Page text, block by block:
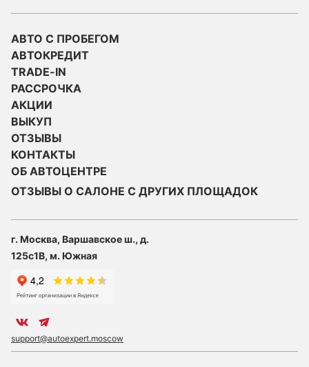
АВТО С ПРОБЕГОМ
АВТОКРЕДИТ
TRADE-IN
РАССРОЧКА
АКЦИИ
ВЫКУП
ОТЗЫВЫ
КОНТАКТЫ
ОБ АВТОЦЕНТРЕ
ОТЗЫВЫ О САЛОНЕ С ДРУГИХ ПЛОЩАДОК
г. Москва, Варшавское ш., д.
125с1В, м. Южная
support@autoexpert.moscow